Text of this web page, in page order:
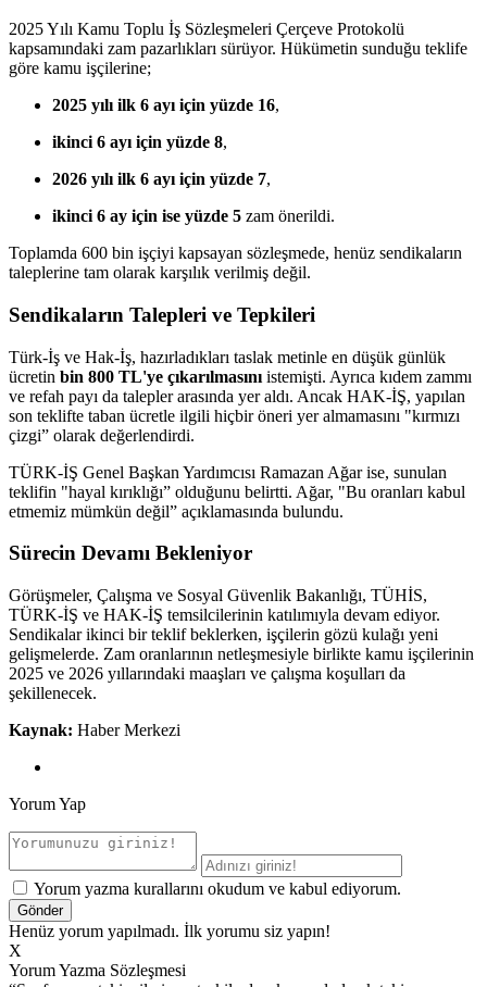
2025 Yılı Kamu Toplu İş Sözleşmeleri Çerçeve Protokolü
kapsamındaki zam pazarlıkları sürüyor. Hükümetin sunduğu teklife
göre kamu işçilerine;
2025 yılı ilk 6 ayı için yüzde 16,
ikinci 6 ayı için yüzde 8,
2026 yılı ilk 6 ayı için yüzde 7,
ikinci 6 ay için ise yüzde 5 zam önerildi.
Toplamda 600 bin işçiyi kapsayan sözleşmede, henüz sendikaların
taleplerine tam olarak karşılık verilmiş değil.
Sendikaların Talepleri ve Tepkileri
Türk-İş ve Hak-İş, hazırladıkları taslak metinle en düşük günlük
ücretin bin 800 TL'ye çıkarılmasını istemişti. Ayrıca kıdem zammı
ve refah payı da talepler arasında yer aldı. Ancak HAK-İŞ, yapılan
son teklifte taban ücretle ilgili hiçbir öneri yer almamasını "kırmızı
çizgi” olarak değerlendirdi.
TÜRK-İŞ Genel Başkan Yardımcısı Ramazan Ağar ise, sunulan
teklifin "hayal kırıklığı” olduğunu belirtti. Ağar, "Bu oranları kabul
etmemiz mümkün değil” açıklamasında bulundu.
Sürecin Devamı Bekleniyor
Görüşmeler, Çalışma ve Sosyal Güvenlik Bakanlığı, TÜHİS,
TÜRK-İŞ ve HAK-İŞ temsilcilerinin katılımıyla devam ediyor.
Sendikalar ikinci bir teklif beklerken, işçilerin gözü kulağı yeni
gelişmelerde. Zam oranlarının netleşmesiyle birlikte kamu işçilerinin
2025 ve 2026 yıllarındaki maaşları ve çalışma koşulları da
şekillenecek.
Kaynak: Haber Merkezi
Yorum Yap
Yorum yazma kurallarını okudum ve kabul ediyorum.
Henüz yorum yapılmadı. İlk yorumu siz yapın!
X
Yorum Yazma Sözleşmesi